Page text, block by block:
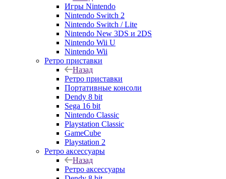
Игры Nintendo
Nintendo Switch 2
Nintendo Switch / Lite
Nintendo New 3DS и 2DS
Nintendo Wii U
Nintendo Wii
Ретро приставки
Назад
Ретро приставки
Портативные консоли
Dendy 8 bit
Sega 16 bit
Nintendo Classic
Playstation Classic
GameCube
Playstation 2
Ретро аксессуары
Назад
Ретро аксессуары